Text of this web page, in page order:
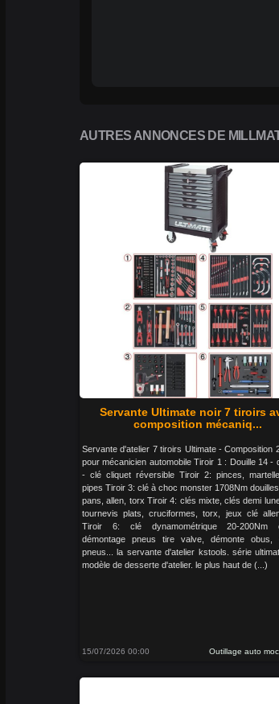
AUTRES ANNONCES DE
Servante Ultimate noir 7 tiroirs
composition mécaniq...
Servante d'atelier 7 tiroirs Ultimate - Composition
pour mécanicien automobile Tiroir 1 : Douille 14 -
- clé cliquet réversible Tiroir 2: pinces,
pipes Tiroir 3: clé à choc monster 1708Nm
pans, allen, torx Tiroir 4: clés mixte, clés demi
tournevis plats, cruciformes, torx, jeux clé
Tiroir 6: clé dynamométrique 20-200Nm
démontage pneus tire valve, démonte obus,
pneus... la servante d'atelier kstools. série
modèle de desserte d'atelier. le plus haut de (...)
15/07/2026 00:00 Outillage auto